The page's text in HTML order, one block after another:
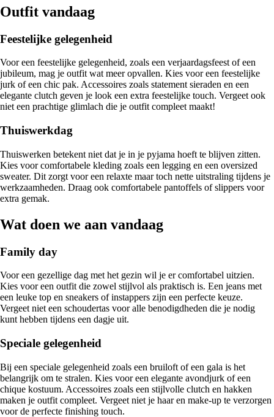
Outfit vandaag
Feestelijke gelegenheid
Voor een feestelijke gelegenheid, zoals een verjaardagsfeest of een
jubileum, mag je outfit wat meer opvallen. Kies voor een feestelijke
jurk of een chic pak. Accessoires zoals statement sieraden en een
elegante clutch geven je look een extra feestelijke touch. Vergeet ook
niet een prachtige glimlach die je outfit compleet maakt!
Thuiswerkdag
Thuiswerken betekent niet dat je in je pyjama hoeft te blijven zitten.
Kies voor comfortabele kleding zoals een legging en een oversized
sweater. Dit zorgt voor een relaxte maar toch nette uitstraling tijdens je
werkzaamheden. Draag ook comfortabele pantoffels of slippers voor
extra gemak.
Wat doen we aan vandaag
Family day
Voor een gezellige dag met het gezin wil je er comfortabel uitzien.
Kies voor een outfit die zowel stijlvol als praktisch is. Een jeans met
een leuke top en sneakers of instappers zijn een perfecte keuze.
Vergeet niet een schoudertas voor alle benodigdheden die je nodig
kunt hebben tijdens een dagje uit.
Speciale gelegenheid
Bij een speciale gelegenheid zoals een bruiloft of een gala is het
belangrijk om te stralen. Kies voor een elegante avondjurk of een
chique kostuum. Accessoires zoals een stijlvolle clutch en hakken
maken je outfit compleet. Vergeet niet je haar en make-up te verzorgen
voor de perfecte finishing touch.